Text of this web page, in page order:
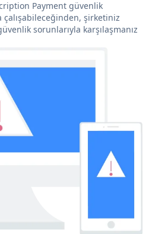
Payment güvenlik
çalışabileceğinden, şirketiniz
sorunlarıyla karşılaşmanız